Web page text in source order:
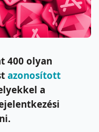
400 olyan
azonosított
a